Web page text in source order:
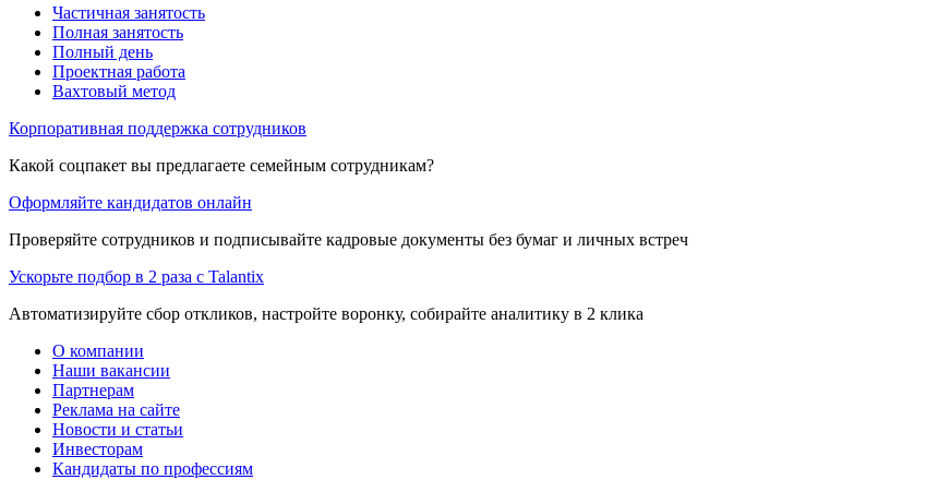
Частичная занятость
Полная занятость
Полный день
Проектная работа
Вахтовый метод
Корпоративная поддержка сотрудников
Какой соцпакет вы предлагаете семейным сотрудникам?
Оформляйте кандидатов онлайн
Проверяйте сотрудников и подписывайте кадровые документы без бумаг и личных встреч
Ускорьте подбор в 2 раза с Talantix
Автоматизируйте сбор откликов, настройте воронку, собирайте аналитику в 2 клика
О компании
Наши вакансии
Партнерам
Реклама на сайте
Новости и статьи
Инвесторам
Кандидаты по профессиям